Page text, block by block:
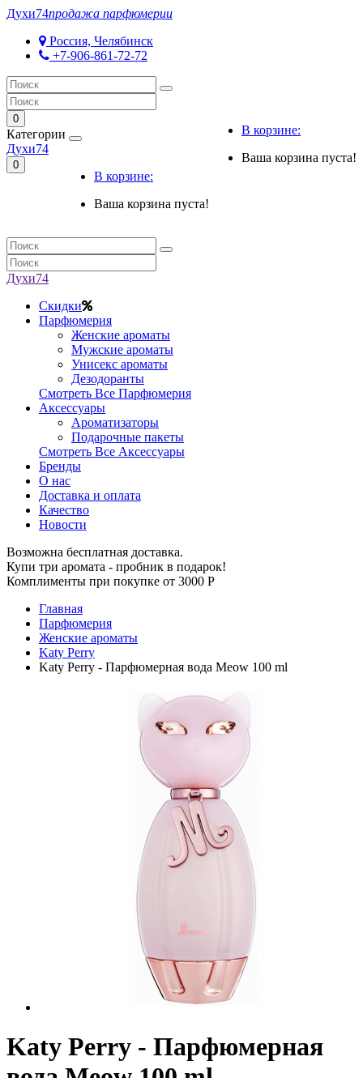
Духи74продажа парфюмерии
Россия, Челябинск
+7-906-861-72-72
0
В корзине:
Ваша корзина пуста!
Категории
Духи74
0
В корзине:
Ваша корзина пуста!
Духи74
Скидки
Парфюмерия
Женские ароматы
Мужские ароматы
Унисекс ароматы
Дезодоранты
Смотреть Все Парфюмерия
Аксессуары
Ароматизаторы
Подарочные пакеты
Смотреть Все Аксессуары
Бренды
О нас
Доставка и оплата
Качество
Новости
Возможна бесплатная доставка.
Купи три аромата - пробник в подарок!
Комплименты при покупке от 3000 Р
Главная
Парфюмерия
Женские ароматы
Katy Perry
Katy Perry - Парфюмерная вода Meow 100 ml
Katy Perry - Парфюмерная